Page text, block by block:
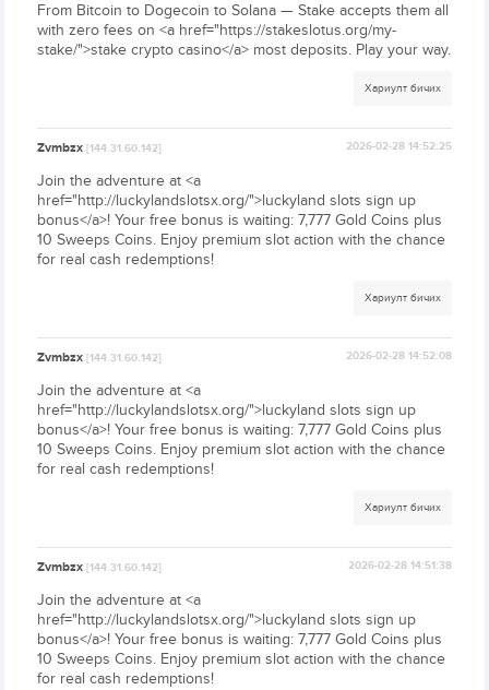
From Bitcoin to Dogecoin to Solana — Stake accepts them all
with zero fees on <a href="https://stakeslotus.org/my-
stake/">stake crypto casino</a> most deposits. Play your way.
Хариулт бичих
Zvmbzx[144.31.60.142] 2026-02-28 14:52:25
Join the adventure at <a
href="http://luckylandslotsx.org/">luckyland slots sign up
bonus</a>! Your free bonus is waiting: 7,777 Gold Coins plus
10 Sweeps Coins. Enjoy premium slot action with the chance
for real cash redemptions!
Хариулт бичих
Zvmbzx[144.31.60.142] 2026-02-28 14:52:08
Join the adventure at <a
href="http://luckylandslotsx.org/">luckyland slots sign up
bonus</a>! Your free bonus is waiting: 7,777 Gold Coins plus
10 Sweeps Coins. Enjoy premium slot action with the chance
for real cash redemptions!
Хариулт бичих
Zvmbzx[144.31.60.142] 2026-02-28 14:51:38
Join the adventure at <a
href="http://luckylandslotsx.org/">luckyland slots sign up
bonus</a>! Your free bonus is waiting: 7,777 Gold Coins plus
10 Sweeps Coins. Enjoy premium slot action with the chance
for real cash redemptions!